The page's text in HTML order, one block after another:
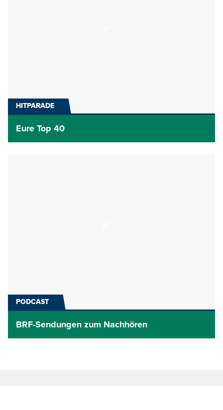
Eure Top 40